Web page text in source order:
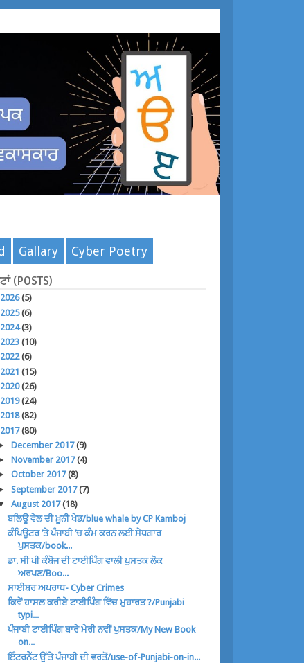
Gallary Cyber Poetry
(POSTS)
2026(5)
2025(6)
2024(3)
2023 (10)
2022(6)
2021 (15)
2020(26)
2019(24)
2018(82)
2017(80)
December 2017(9)
November 2017(4)
October 2017(8)
September 2017(7)
August 2017(18)
ਬਲਿਊ ਵੇਲ ਦੀ ਖ਼ੂਨੀ ਖੇਡ/blue whale by CP Kamboj
ਕੰਪਿਊਟਰ ’ਤੇ ਪੰਜਾਬੀ ’ਚ ਕੰਮ ਕਰਨ ਲਈ ਸੇਧਗਾਰ
ਪੁਸਤਕ/book...
ਡਾ. ਸੀ ਪੀ ਕੰਬੋਜ ਦੀ ਟਾਈਪਿੰਗ ਵਾਲੀ ਪੁਸਤਕ ਲੋਕ
ਅਰਪਣ/Boo...
ਸਾਈਬਰ ਅਪਰਾਧ- Cyber Crimes
ਕਿਵੇਂ ਹਾਸਲ ਕਰੀਏ ਟਾਈਪਿੰਗ ਵਿੱਚ ਮੁਹਾਰਤ ?/Punjabi
typi...
ਪੰਜਾਬੀ ਟਾਈਪਿੰਗ ਬਾਰੇ ਮੇਰੀ ਨਵੀਂ ਪੁਸਤਕ/My New Book
on...
ਇੰਟਰਨੈੱਟ ਉੱਤੇ ਪੰਜਾਬੀ ਦੀ ਵਰਤੋਂ/use-of-Punjabi-on-in...